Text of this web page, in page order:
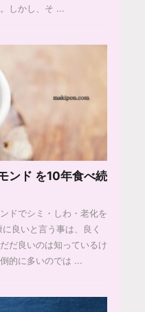
しかし、そ ...
ンド を10年食べ続
ドでシミ・しわ・老化を
良いと言う事は、良く
だ良いのは知っているけ
的に多いのでは ...